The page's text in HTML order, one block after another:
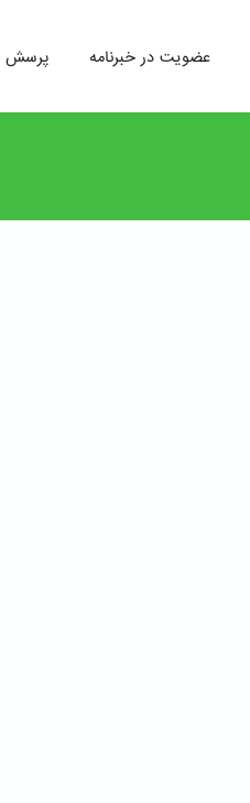
پرسش عضویت در خبرنامه